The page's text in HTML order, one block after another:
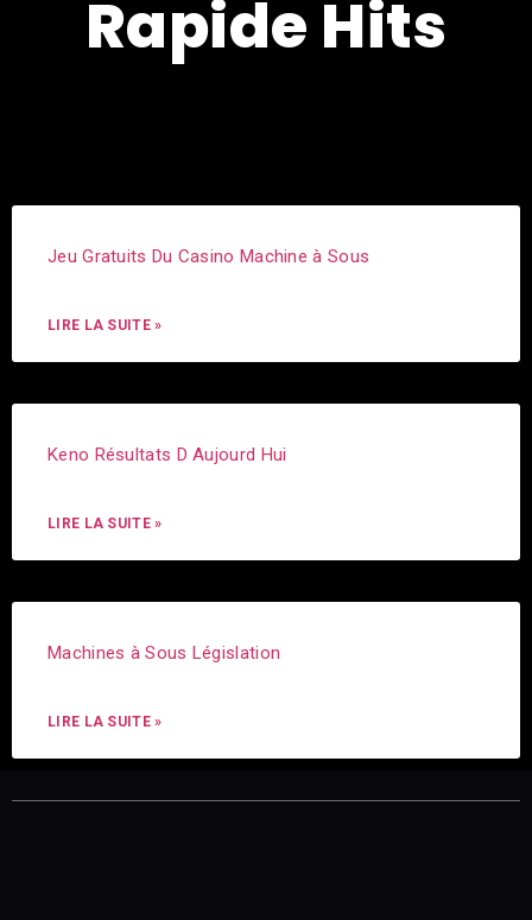
Rapide Hits
Jeu Gratuits Du Casino Machine à Sous
LIRE LA SUITE »
Keno Résultats D Aujourd Hui
LIRE LA SUITE »
Machines à Sous Législation
LIRE LA SUITE »